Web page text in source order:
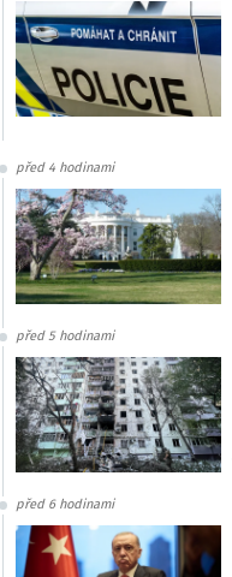
před 4 hodinami
před 5 hodinami
před 6 hodinami